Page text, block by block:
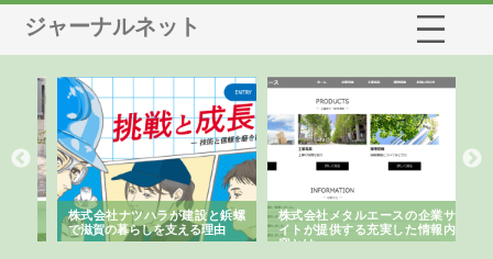
ジャーナルネット
株式会社ナツハラが建設と鋲螺
で滋賀の暮らしを支える理由
株式会社メタルエースの企業サ
イトが提供する充実した情報内
容とは